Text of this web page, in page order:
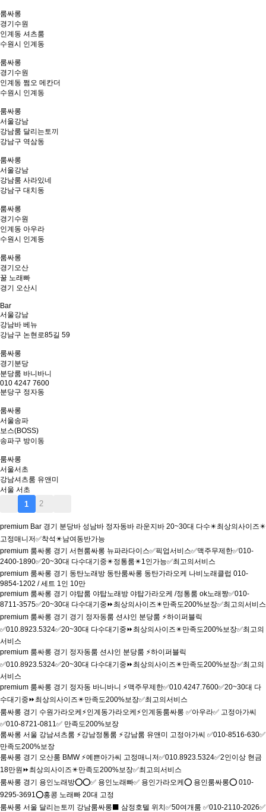
룸싸롱
경기 수원
인계동 셔츠룸
수원시 인계동
룸싸롱
경기 수원
인계동 쩜오 메칸더
수원시 인계동
룸싸롱
서울강남
강남룸 달리는토끼
강남구 역삼동
룸싸롱
서울강남
강남룸 사라있네
강남구 대치동
룸싸롱
경기 수원
인계동 아우라
수원시 인계동
룸싸롱
경기 오산
꿀 노래빠
경기 오산시
Bar
서울강남
강남바 베뉴
강남구 논현로85길 59
룸싸롱
경기 분당
분당룸 바니바니
010 4247 7600
분당구 정자동
룸싸롱
서울송파
보스(BOSS)
송파구 방이동
룸싸롱
서울서초
강남셔츠룸 유앤미
서울 서초
1 2
premium Bar 경기
분당바 성남바 정자동바 라운지바 20~30대 다수✴️최상의사이즈✴️
고정매니저✅착석✴️남여동반가능
premium 룸싸롱 경기 서현룸싸롱 뉴파라다이스✅픽업서비스✅맥주무제한✅010-
2400-1890✅20~30대 다수대기중✴️정통룸✴️1인가능✅최고의서비스
premium 룸싸롱 경기
동탄노래방 동탄룸싸롱 동탄가라오케 나비노래클럽 010-
9854-1202 / 세트 1인 10만
premium 룸싸롱 경기
야탑룸 야탑노래방 야탑가라오케 /정통룸 ok노래짱✅010-
8711-3575✅20~30대 다수대기중⏩최상의사이즈✴️만족도200%보장✅최고의서비스
premium 룸싸롱 경기
경기 정자동룸 션샤인 분당룸 ⚡하이퍼블릭
✅010.8923.5324✅20~30대 다수대기중⏩최상의사이즈✴️만족도200%보장✅최고의
서비스
premium 룸싸롱 경기
정자동룸 션샤인 분당룸 ⚡하이퍼블릭
✅010.8923.5324✅20~30대 다수대기중⏩최상의사이즈✴️만족도200%보장✅최고의
서비스
premium 룸싸롱 경기
정자동 바니바니 ⚡맥주무제한✅010.4247.7600✅20~30대 다
수대기중⏩최상의사이즈✴️만족도200%보장✅최고의서비스
룸싸롱 경기
수원가라오케⚡인계동가라오케⚡인계동룸싸롱 ✅아우라✅ 고정아가씨
✅010-8721-0811✅ 만족도200%보장
룸싸롱 서울 강남셔츠룸 ⚡강남정통룸 ⚡강남룸 유앤미 고정아가씨 ✅010-8516-630✅
만족도200%보장
룸싸롱 경기
오산룸 BMW ⚡예쁜아가씨 고정매니저✅010.8923.5324✅2인이상 현금
18만원⏩최상의사이즈✴️만족도200%보장✅최고의서비스
룸싸롱 경기
용인노래방⭕⭕✅ 용인노래빠✅ 용인가라오케⭕ 용인룸싸롱⭕ 010-
9295-3691⭕홍콩 노래빠 20대 고정
룸싸롱 서울 달리는토끼 강남룸싸롱⬛ 삼정호텔 위치✅50여개룸 ✅010-2110-2026✅